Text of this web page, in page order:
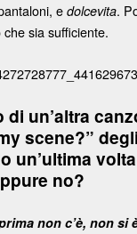
e dolcevita.
sia sufficiente.
un’altra
scene?”
un’ultima
no?
non c’è, non si